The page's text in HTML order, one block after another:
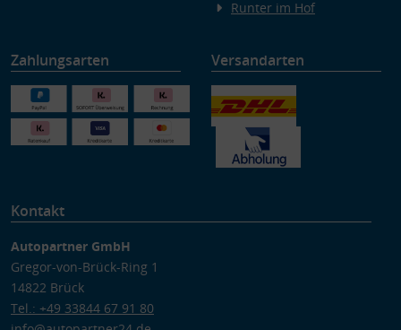
Runter im Hof
Zahlungsarten Versandarten
Kontakt
Autopartner GmbH
Gregor-von-Brück-Ring 1
14822 Brück
Tel.: +49 33844 67 91 80